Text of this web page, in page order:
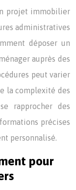
projet immobilier
administratives
déposer un
auprès des
peut varier
la complexité des
rapprocher des
précises
personnalisé.
pour